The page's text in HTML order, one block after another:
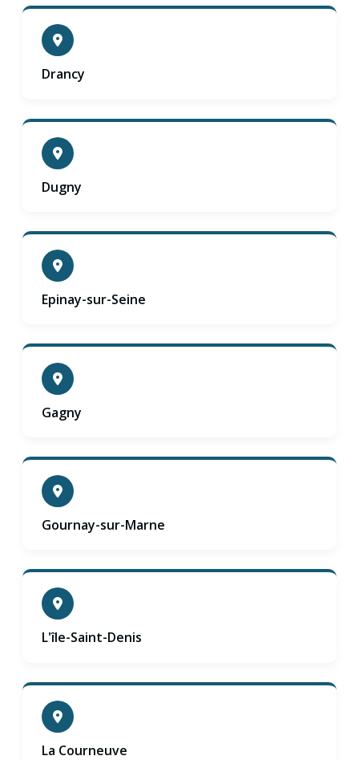
Drancy
Dugny
Epinay-sur-Seine
Gagny
Gournay-sur-Marne
L'île-Saint-Denis
La Courneuve